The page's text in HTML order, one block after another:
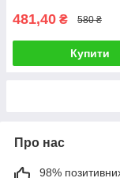
481,40 ₴ 580 ₴
Купити
Про нас
98%